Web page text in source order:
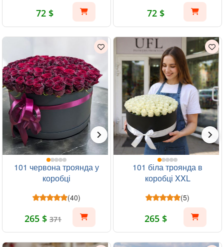
72 $ 72 $
101 червона троянда у
коробці
(40)
265 $ 371
101 біла троянда в
коробці XXL
(5)
265 $